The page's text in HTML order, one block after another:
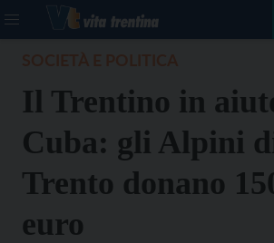
Il Trentino in
Cuba: gli Alpini
Trento donano
euro